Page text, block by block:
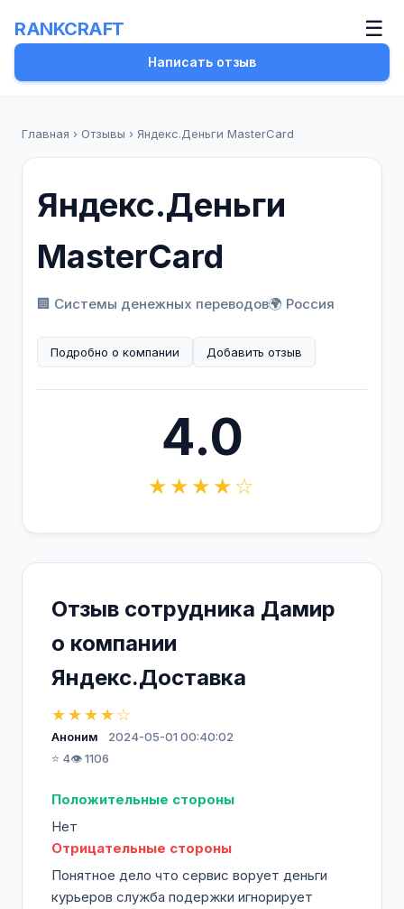
RANKCRAFT ☰
Написать отзыв
Главная › Отзывы › Яндекс.Деньги MasterCard
Яндекс.Деньги
MasterCard
🏢 Системы денежных переводов🌍 Россия
Подробно о компании Добавить отзыв
4.0
★★★★☆
Отзыв сотрудника Дамир
о компании
Яндекс.Доставка
★★★★☆
Аноним
2024-05-01 00:40:02
⭐ 4👁️ 1106
Положительные стороны
Нет
Отрицательные стороны
Понятное дело что сервис ворует деньги
курьеров служба подержки игнорирует